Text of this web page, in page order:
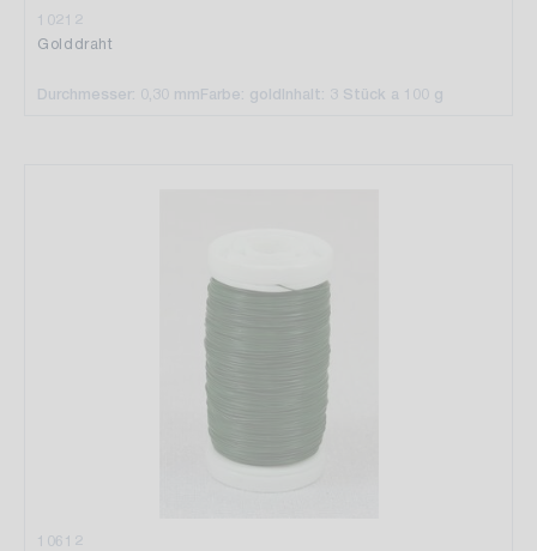
10212
Golddraht
Durchmesser: 0,30 mmFarbe: goldInhalt: 3 Stück a 100 g
10612